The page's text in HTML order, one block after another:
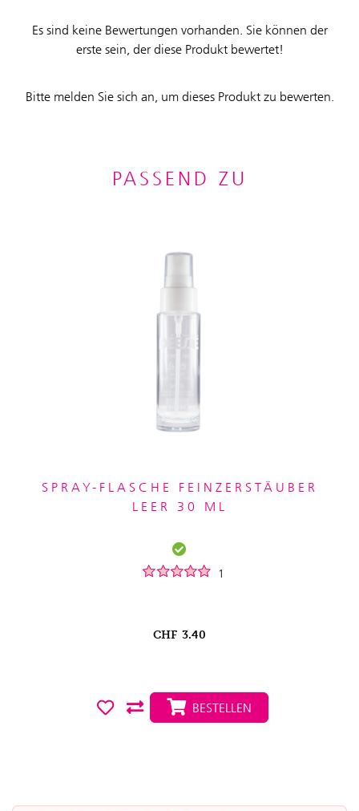
Es sind keine Bewertungen vorhanden. Sie können der
erste sein, der diese Produkt bewertet!
Bitte melden Sie sich an, um dieses Produkt zu bewerten.
PASSEND ZU
SPRAY-FLASCHE FEINZERSTÄUBER
LEER 30 ML
1
CHF 3.40
BESTELLEN